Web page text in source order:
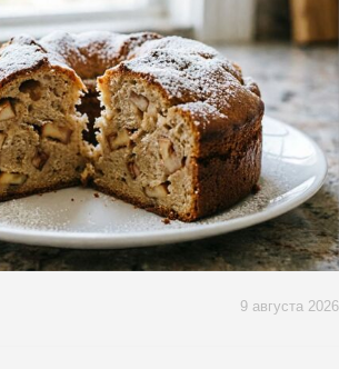
9 августа 2026